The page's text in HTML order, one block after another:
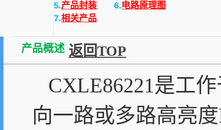
5.产品封装 6.电路原理图
7.相关产品
产品概述 返回TOP
CXLE86221是工
向一路或多路高亮